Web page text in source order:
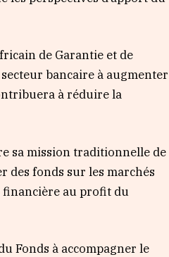
de Garantie et de
bancaire à augmenter
à réduire la
sa mission traditionnelle de
des fonds sur les marchés
financière au profit du
Fonds à accompagner le